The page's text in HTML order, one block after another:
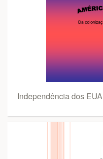
Independência dos EUA